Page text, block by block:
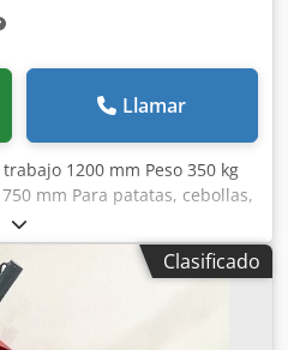
Llamar
1200 mm Peso 350 kg
mm Para patatas, cebollas,
y otros materiales a
para montaje en las
Bolsillos de entrada
sistema de articulación,
mangueras y
Clasificado